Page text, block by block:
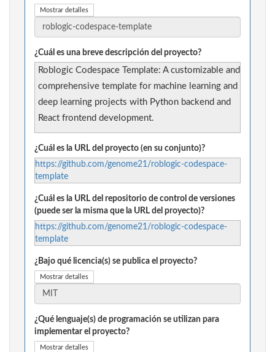
Mostrar detalles
¿Cuál es una breve descripción del proyecto?
Roblogic Codespace Template: A customizable and
comprehensive template for machine learning and
deep learning projects with Python backend and
React frontend development.
¿Cuál es la URL del proyecto (en su conjunto)?
https://github.com/genome21/roblogic-codespace-
template
¿Cuál es la URL del repositorio de control de versiones
(puede ser la misma que la URL del proyecto)?
https://github.com/genome21/roblogic-codespace-
template
¿Bajo qué licencia(s) se publica el proyecto?
Mostrar detalles
¿Qué lenguaje(s) de programación se utilizan para
implementar el proyecto?
Mostrar detalles